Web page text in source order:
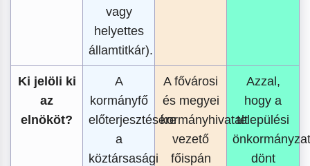
vagy
helyettes
államtitkár).
Ki jelöli ki
az
elnököt?
A
kormányfő
előterjesztésére
a
köztársasági
A fővárosi
és megyei
kormányhivatalt
vezető
főispán
Azzal,
hogy a
települési
önkormányzat
dönt